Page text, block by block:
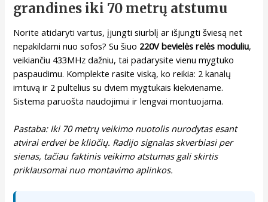
grandines iki 70 metrų atstumu
Norite atidaryti vartus, įjungti siurblį ar išjungti šviesą net
nepakildami nuo sofos? Su šiuo 220V bevielės relės moduliu,
veikiančiu 433MHz dažniu, tai padarysite vienu mygtuko
paspaudimu. Komplekte rasite viską, ko reikia: 2 kanalų
imtuvą ir 2 pultelius su dviem mygtukais kiekviename.
Sistema paruošta naudojimui ir lengvai montuojama.
Pastaba: Iki 70 metrų veikimo nuotolis nurodytas esant
atvirai erdvei be kliūčių. Radijo signalas skverbiasi per
sienas, tačiau faktinis veikimo atstumas gali skirtis
priklausomai nuo montavimo aplinkos.